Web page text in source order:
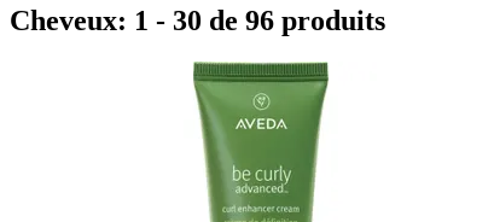
Cheveux: 1 - 30 de 96 produits